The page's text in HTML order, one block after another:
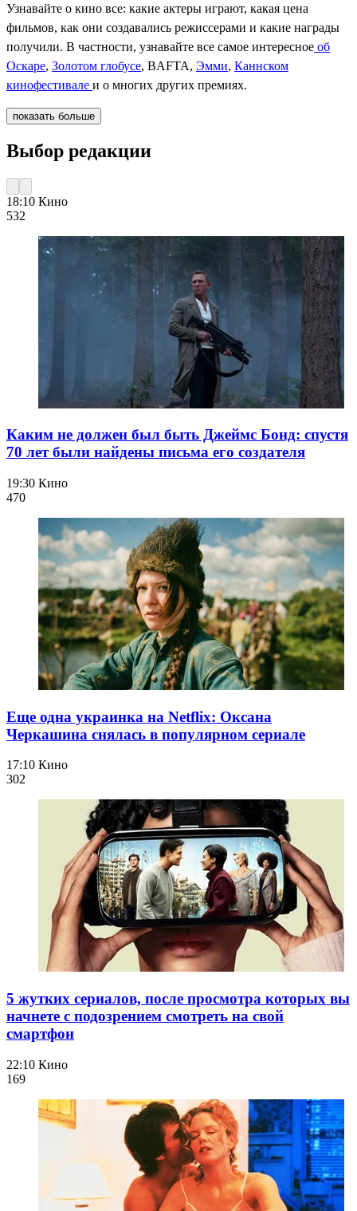
Узнавайте о кино все: какие актеры играют, какая цена
фильмов, как они создавались режиссерами и какие награды
получили. В частности, узнавайте все самое интересное об
Оскаре, Золотом глобусе, BAFTA, Эмми, Каннском
кинофестивале и о многих других премиях.
показать больше
Выбор редакции
18:10 Кино
532
Каким не должен был быть Джеймс Бонд: спустя
70 лет были найдены письма его создателя
19:30 Кино
470
Еще одна украинка на Netflix: Оксана
Черкашина снялась в популярном сериале
17:10 Кино
302
5 жутких сериалов, после просмотра которых вы
начнете с подозрением смотреть на свой
смартфон
22:10 Кино
169